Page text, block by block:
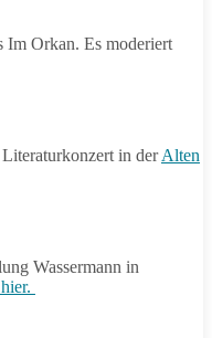
Im Orkan. Es moderiert
Literaturkonzert in derAlten
Wassermann in